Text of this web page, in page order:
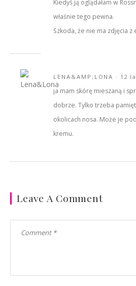
Kiedyś ją oglądałam w
właśnie tego pewna.
Szkoda, że nie ma zdjęcia z
LENA&AMP;LONA 12
ja mam skórę mieszaną i
dobrze. Tylko trzeba
okolicach nosa. Może je
kremu.
Leave A Comment